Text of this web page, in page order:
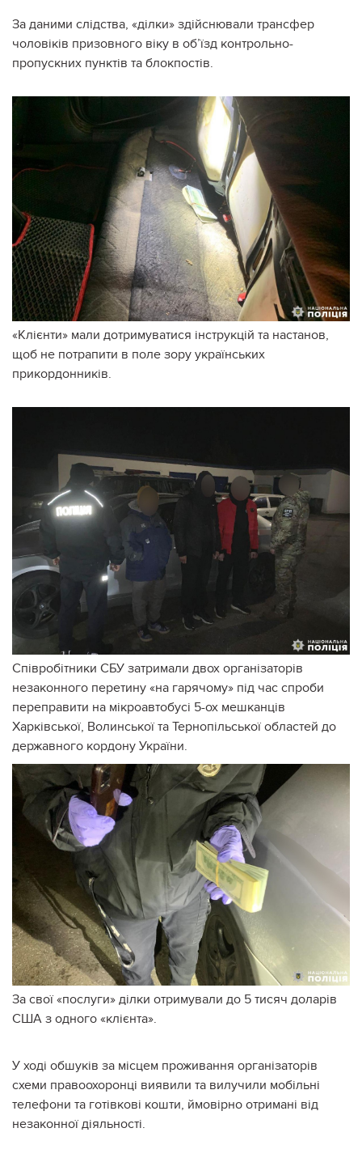
За даними слідства, «ділки» здійснювали трансфер
чоловіків призовного віку в об’їзд контрольно-
пропускних пунктів та блокпостів.
«Клієнти» мали дотримуватися інструкцій та настанов,
щоб не потрапити в поле зору українських
прикордонників.
Співробітники СБУ затримали двох організаторів
незаконного перетину «на гарячому» під час спроби
переправити на мікроавтобусі 5-ох мешканців
Харківської, Волинської та Тернопільської областей до
державного кордону України.
За свої «послуги» ділки отримували до 5 тисяч доларів
США з одного «клієнта».
У ході обшуків за місцем проживання організаторів
схеми правоохоронці виявили та вилучили мобільні
телефони та готівкові кошти, ймовірно отримані від
незаконної діяльності.